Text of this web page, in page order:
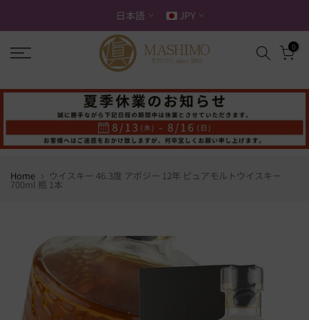
キ
ッ
プ
る
日本語 JPY
0
Home ウイスキー 46.3度 アポジー 12年 ピュアモルトウイスキー
700ml 瓶 1本